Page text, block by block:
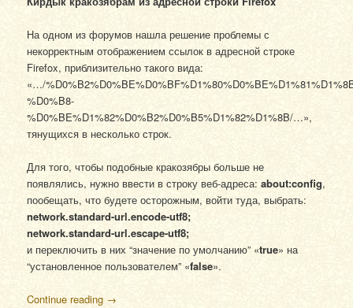
На одном из форумов нашла решение проблемы с
некорректным отображением ссылок в адресной строке
Firefox, приблизительно такого вида:
«…/
%D0%B8-
%D0%BE%D1%82%D0%B2%D0%B5%D1%82%D1%8B/…»,
тянущихся в несколько строк.
Для того, чтобы подобные кракозябры больше не
появлялись, нужно ввести в строку веб-адреса:about:config,
пообещать, что будете осторожным, войти туда, выбрать:
network.standard-url.encode-utf8;
network.standard-url.escape-utf8;
и переключить в них “значение по умолчанию” «true» на
“установленное пользователем” «false».
Continue reading →